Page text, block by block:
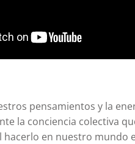
pensamientos y la
la conciencia colectiva
en nuestro mundo